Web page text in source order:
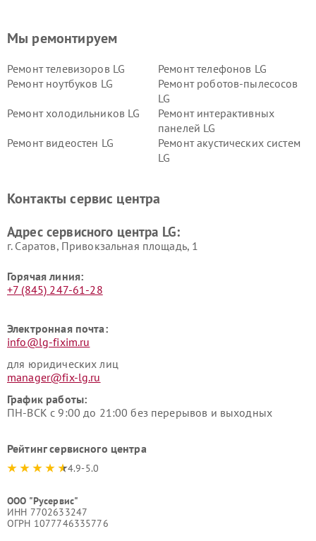
Мы ремонтируем
Ремонт телевизоров LG
Ремонт телефонов LG
Ремонт ноутбуков LG
Ремонт роботов-пылесосов
LG
Ремонт холодильников LG
Ремонт интерактивных
панелей LG
Ремонт видеостен LG
Ремонт акустических систем
LG
Ремонт морозильных камер
Ремонт вертикальных
Контакты сервис центра
Адрес сервисного центра LG:
г. Саратов, Привокзальная площадь, 1
Горячая линия:
+7 (845) 247-61-28
Электронная почта:
info@lg-fixim.ru
для юридических лиц
manager@fix-lg.ru
График работы:
ПН-ВСК с 9:00 до 21:00 без перерывов и выходных
Рейтинг сервисного центра
4.9-5.0
ООО "Русервис"
ИНН 7702633247
ОГРН 1077746335776